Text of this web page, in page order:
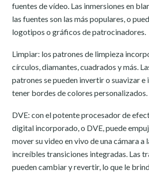
fuentes de vídeo. Las inmersiones en
las fuentes son las más populares, o
logotipos o gráficos de patrocinadores.
Limpiar: los patrones de limpieza
círculos, diamantes, cuadrados y más.
patrones se pueden invertir o suavizar e
tener bordes de colores personalizados.
DVE: con el potente procesador de
digital incorporado, o DVE, puede
mover su video en vivo de una cámara a
increíbles transiciones integradas. Las
pueden cambiar y revertir, lo que le